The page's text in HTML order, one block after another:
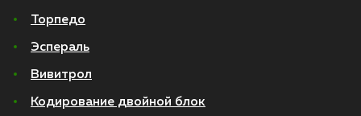
Торпедо
Эспераль
Вивитрол
Кодирование двойной блок